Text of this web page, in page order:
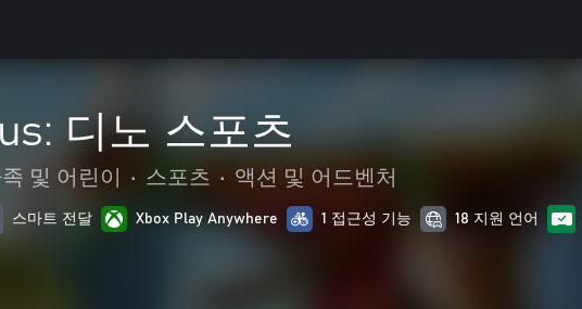
디노 스포츠
및 어린이 • 스포츠 • 액션 및 어드벤처
스마트 전달 Xbox Play Anywhere 1 접근성 기능 18 지원 언어